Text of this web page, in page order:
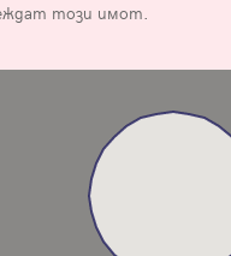
този имот.